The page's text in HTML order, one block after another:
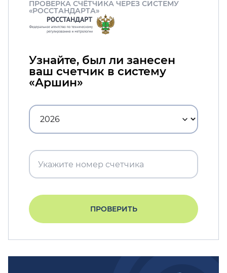
ПРОВЕРКА СЧЁТЧИКА ЧЕРЕЗ СИСТЕМУ
«РОССТАНДАРТА»
Узнайте, был ли занесен
ваш счетчик в систему
«Аршин»
ПРОВЕРИТЬ